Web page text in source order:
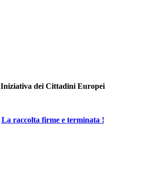
Iniziativa dei Cittadini Europei
La raccolta firme e terminata !